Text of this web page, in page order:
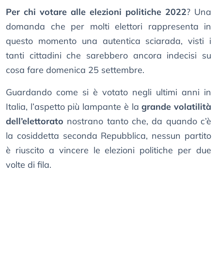
Per chi votare alle elezioni politiche 2022? Una
domanda che per molti elettori rappresenta in
questo momento una autentica sciarada, visti i
tanti cittadini che sarebbero ancora indecisi su
cosa fare domenica 25 settembre.
Guardando come si è votato negli ultimi anni in
Italia, l’aspetto più lampante è lagrande volatilità
dell’elettorato nostrano tanto che, da quando c’è
la cosiddetta seconda Repubblica, nessun partito
è riuscito a vincere le elezioni politiche per due
volte di fila.